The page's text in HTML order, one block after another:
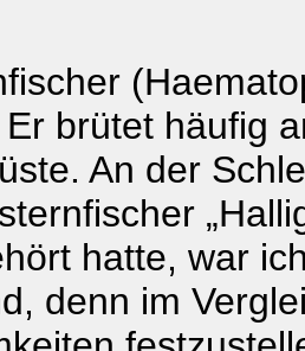
brütet häufig
An der
hatte, war
denn im